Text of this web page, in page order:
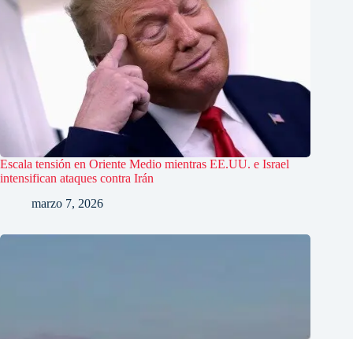
Escala tensión en Oriente Medio mientras EE.UU. e Israel
intensifican ataques contra Irán
marzo 7, 2026